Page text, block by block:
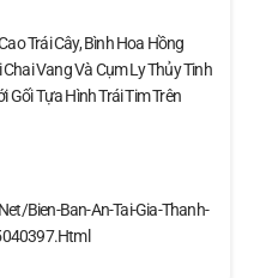
Trái Cây, Bình Hoa Hồng
Vang Và Cụm Ly Thủy Tinh
Gối Tựa Hình Trái Tim Trên
bien-Ban-An-Tai-Gia-Thanh-